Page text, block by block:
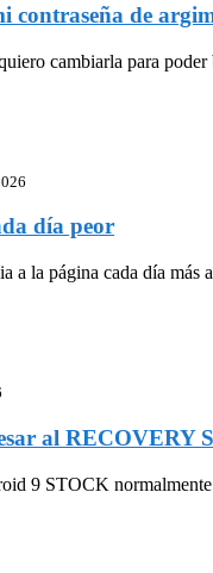
contraseña de
cambiarla para poder
día peor
a la página cada día más
al RECOVERY
9 STOCK